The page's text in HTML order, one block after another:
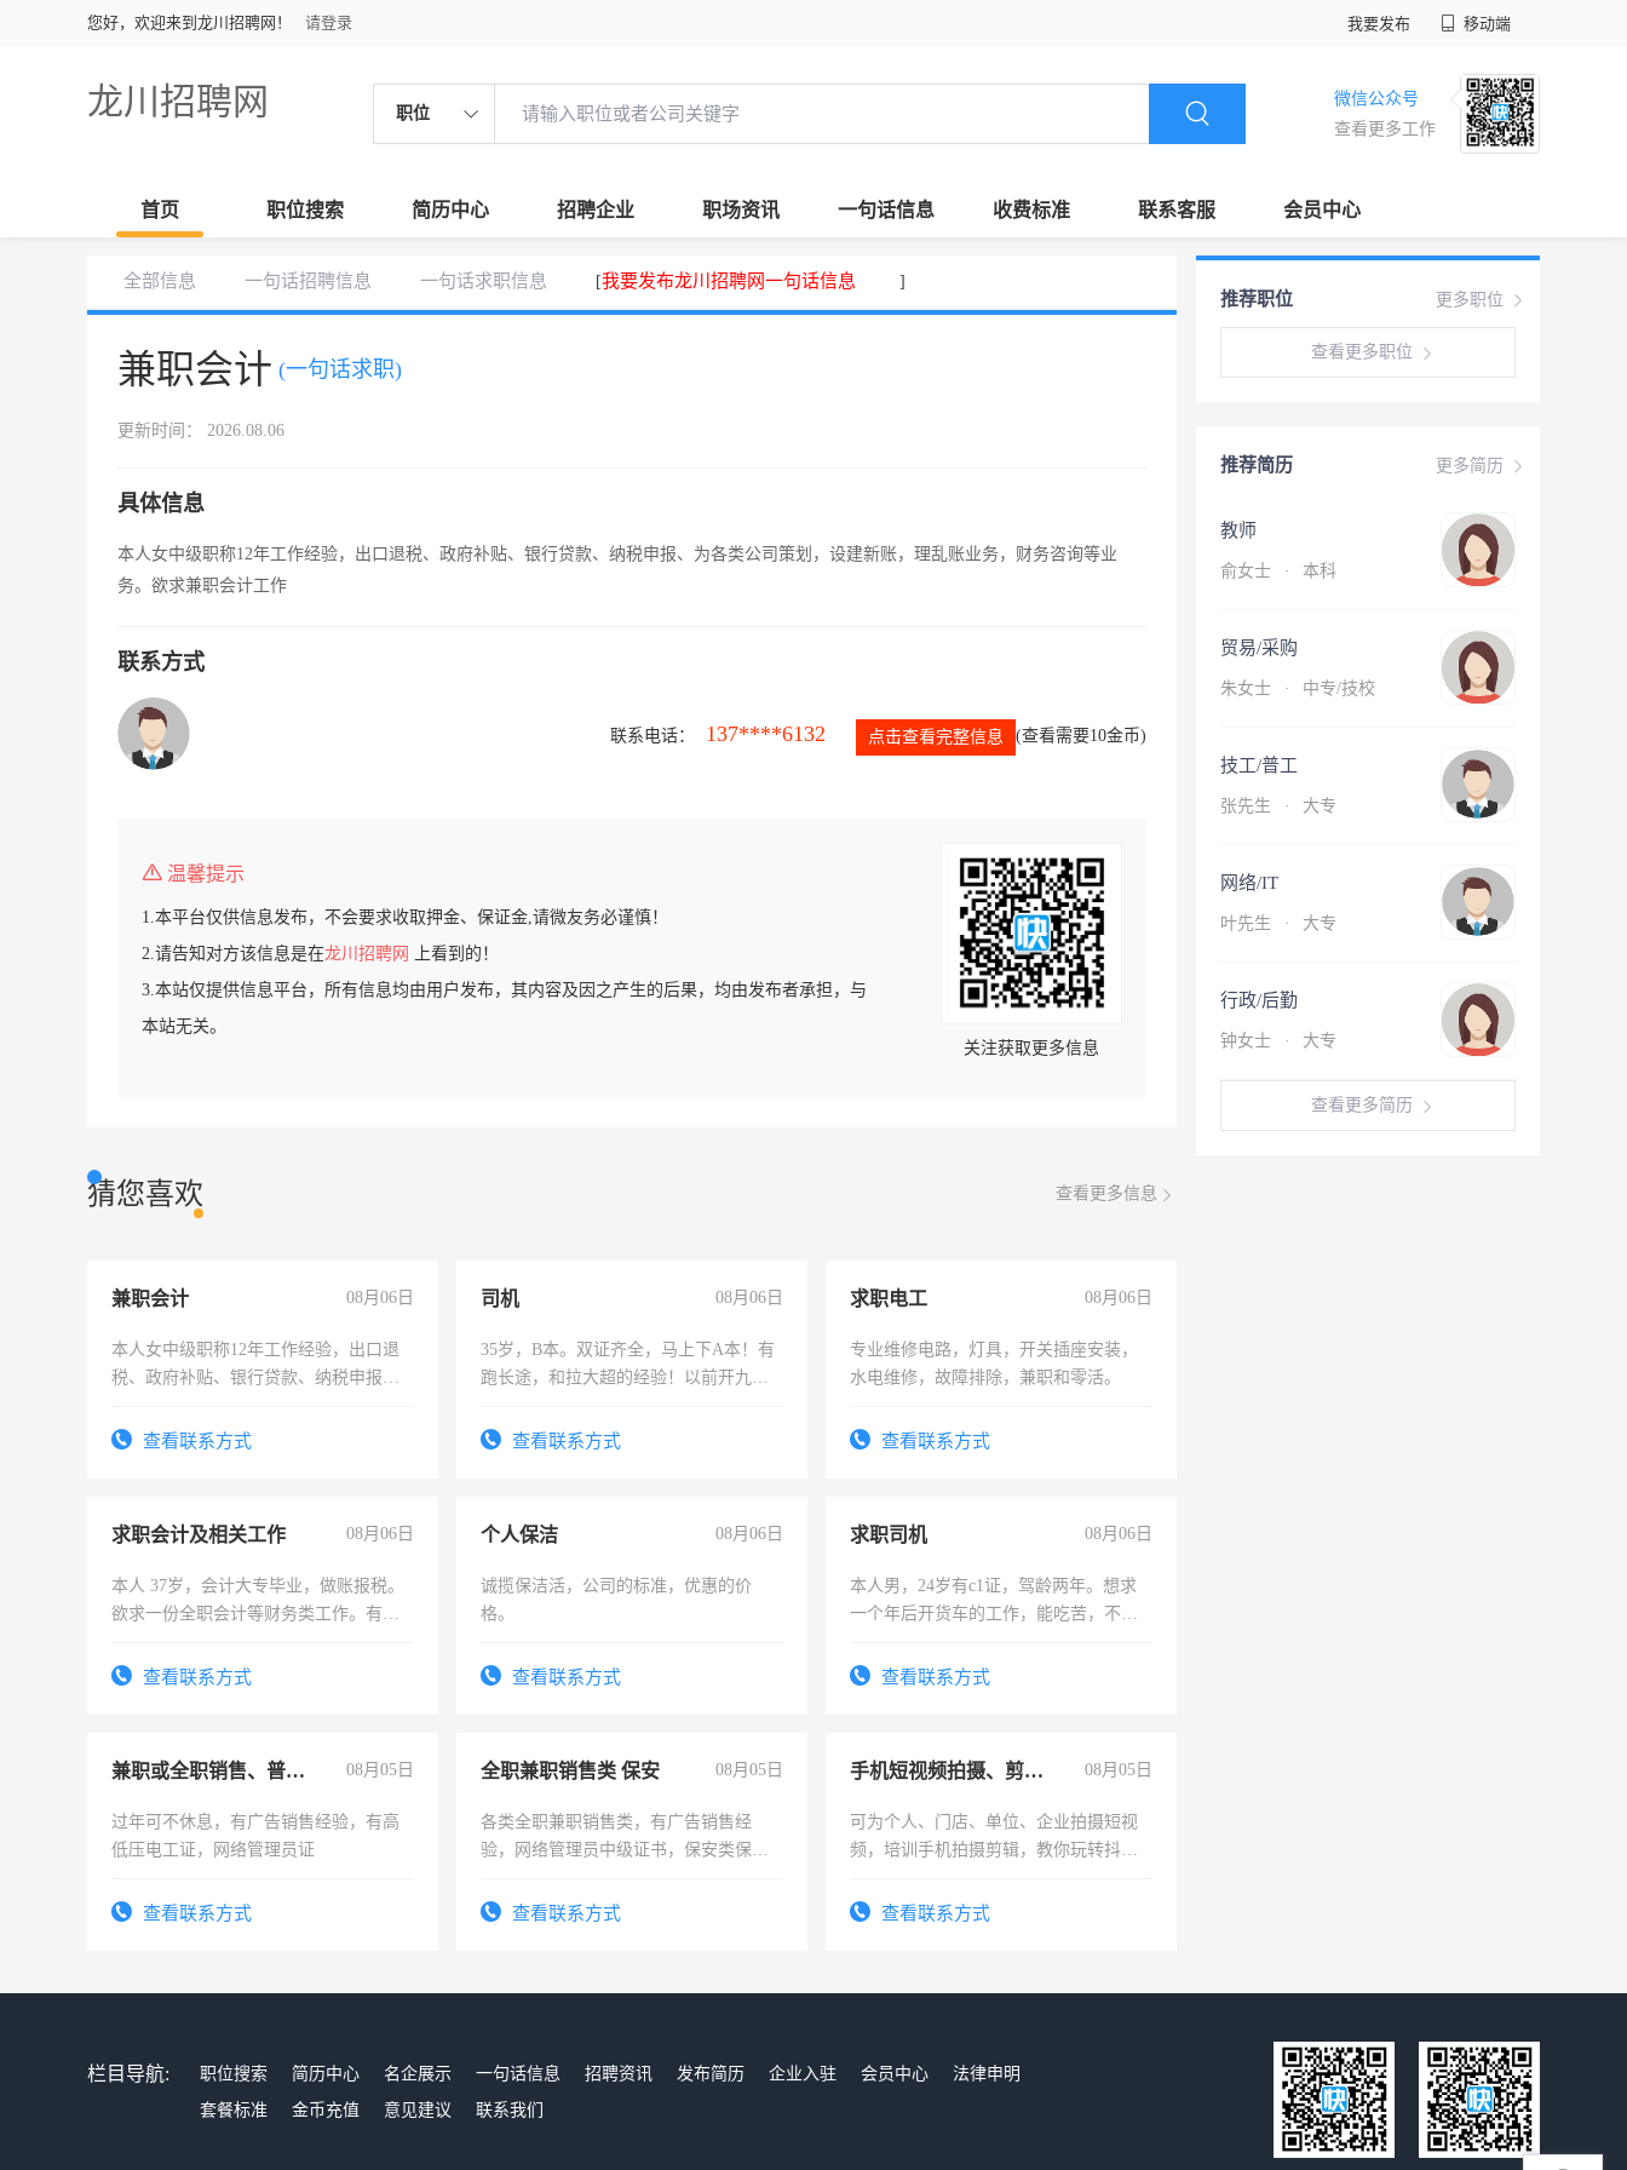
您好，欢迎来到龙川招聘网！ 请登录 我要发布 移动端
龙川招聘网 职位
微信公众号
查看更多工作
首页 职位搜索 简历中心 招聘企业 职场资讯 一句话信息 收费标准 联系客服 会员中心
全部信息 一句话招聘信息 一句话求职信息 [我要发布龙川招聘网一句话信息 ]
兼职会计 (一句话求职)
更新时间： 2026.08.06
具体信息
本人女中级职称12年工作经验，出口退税、政府补贴、银行贷款、纳税申报、为各类公司策划，设建新账，理乱账业务，财务咨询等业
务。欲求兼职会计工作
联系方式
联系电话： 137****6132 点击查看完整信息 (查看需要10金币)
温馨提示
1.本平台仅供信息发布，不会要求收取押金、保证金,请微友务必谨慎！
2.请告知对方该信息是在龙川招聘网
上看到的！
3.本站仅提供信息平台，所有信息均由用户发布，其内容及因之产生的后果，均由发布者承担，与
本站无关。
关注获取更多信息
猜您喜欢 查看更多信息
兼职会计 08月06日
本人女中级职称12年工作经验，出口退
税、政府补贴、银行贷款、纳税申报、
务，财务咨询等业务。欲求兼职会计工
查看联系方式
司机 08月06日
35岁，B本。双证齐全，马上下A本！有
跑长途，和拉大超的经验！以前开九米
查看联系方式
求职电工 08月06日
专业维修电路，灯具，开关插座安装，
水电维修，故障排除，兼职和零活。
查看联系方式
求职会计及相关工作 08月06日
本人 37岁，会计大专毕业，做账报税。
欲求一份全职会计等财务类工作。有会
查看联系方式
个人保洁 08月06日
诚揽保洁活，公司的标准，优惠的价
格。
查看联系方式
求职司机 08月06日
本人男，24岁有c1证，驾龄两年。想求
一个年后开货车的工作，能吃苦，不怕
查看联系方式
兼职或全职销售、普工、维修 08月05日
过年可不休息，有广告销售经验，有高
低压电工证，网络管理员证
查看联系方式
全职兼职销售类 保安 08月05日
各类全职兼职销售类，有广告销售经
验，网络管理员中级证书，保安类保安
有高低压电工证和十几年工作经验
查看联系方式
手机短视频拍摄、剪辑、抖音快手 08月05日
可为个人、门店、单位、企业拍摄短视
频，培训手机拍摄剪辑，教你玩转抖音
频，培训手机拍摄剪辑，教你玩转抖
查看联系方式
更多职位
推荐职位
查看更多职位
更多简历
推荐简历
教师
俞女士 · 本科
贸易/采购
朱女士 · 中专/技校
技工/普工
张先生 · 大专
网络/IT
叶先生 · 大专
行政/后勤
钟女士 · 大专
查看更多简历
栏目导航: 职位搜索 简历中心 名企展示 一句话信息 招聘资讯 发布简历 企业入驻 会员中心
法律申明
套餐标准
金币充值 意见建议 联系我们